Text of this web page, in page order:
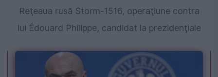
Reţeaua rusă Storm-1516, operaţiune contra
lui Édouard Philippe, candidat la prezidenţiale